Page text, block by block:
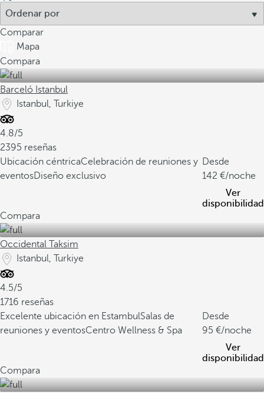
Comparar
Mapa
Compara
Barceló Istanbul
Istanbul, Turkiye
4.8/5
2395 reseñas
Ubicación céntricaCelebración de reuniones y
eventosDiseño exclusivo
Desde
142
/noche
Ver
disponibilidad
Compara
Occidental Taksim
Istanbul, Turkiye
4.5/5
1716 reseñas
Excelente ubicación en EstambulSalas de
reuniones y eventosCentro Wellness & Spa
Desde
95
/noche
Ver
disponibilidad
Compara